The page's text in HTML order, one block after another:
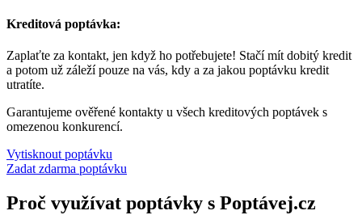
Kreditová poptávka:
Zaplaťte za kontakt, jen když ho potřebujete! Stačí mít dobitý kredit
a potom už záleží pouze na vás, kdy a za jakou poptávku kredit
utratíte.
Garantujeme ověřené kontakty u všech kreditových poptávek s
omezenou konkurencí.
Vytisknout poptávku
Zadat zdarma poptávku
Proč využívat poptávky s Poptávej.cz